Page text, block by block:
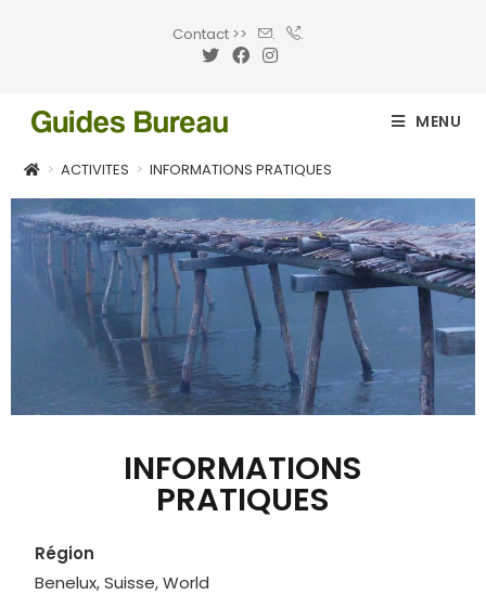
Contact >> . .
MENU
> ACTIVITES > INFORMATIONS PRATIQUES
INFORMATIONS
PRATIQUES
Région
Benelux, Suisse, World